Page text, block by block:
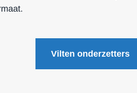
Vilten onderzetters